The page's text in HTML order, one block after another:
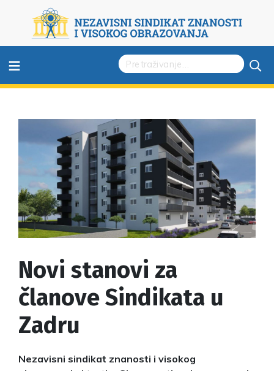
≡
Novi stanovi za
članove Sindikata u
Zadru
Nezavisni sindikat znanosti i visokog